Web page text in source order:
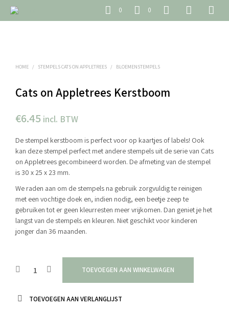
0 0
HOME / STEMPELS CATS ON APPLETREES / BLOEMENSTEMPELS
Cats on Appletrees Kerstboom
€6.45 incl. BTW
De stempel kerstboom is perfect voor op kaartjes of labels! Ook
kan deze stempel perfect met andere stempels uit de serie van Cats
on Appletrees gecombineerd worden. De afmeting van de stempel
is 30 x 25 x 23 mm.
We raden aan om de stempels na gebruik zorgvuldig te reinigen
met een vochtige doek en, indien nodig, een beetje zeep te
gebruiken tot er geen kleurresten meer vrijkomen. Dan geniet je het
langst van de stempels en kleuren. Niet geschikt voor kinderen
jonger dan 36 maanden.
TOEVOEGEN AAN WINKELWAGEN
TOEVOEGEN AAN VERLANGLIJST